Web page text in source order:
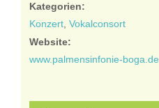
Kategorien:
Konzert, Vokalconsort
Website:
www.palmensinfonie-boga.de